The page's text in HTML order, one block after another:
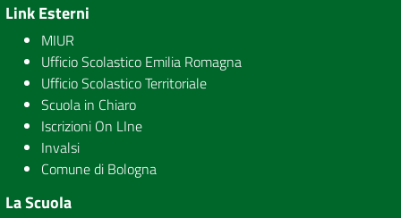
Link Esterni
MIUR
Ufficio Scolastico Emilia Romagna
Ufficio Scolastico Territoriale
Scuola in Chiaro
Iscrizioni On LIne
Invalsi
Comune di Bologna
La Scuola